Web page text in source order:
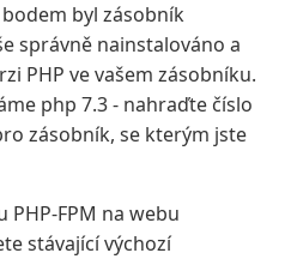
byl zásobník
správně nainstalováno a
PHP ve vašem zásobníku.
php 7.3 - nahraďte číslo
zásobník, se kterým jste
FPM na webu
stávající výchozí